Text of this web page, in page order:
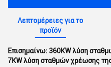
Λεπτομέρειες για το
προϊόν
Επισημαίνω: 360KW λύση
7KW λύση σταθμών χρέωσης